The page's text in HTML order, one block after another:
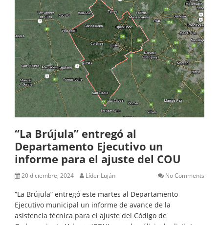
“La Brújula” entregó al
Departamento Ejecutivo un
informe para el ajuste del COU
20 diciembre, 2024 Líder Luján No Comments
“La Brújula” entregó este martes al Departamento
Ejecutivo municipal un informe de avance de la
asistencia técnica para el ajuste del Código de